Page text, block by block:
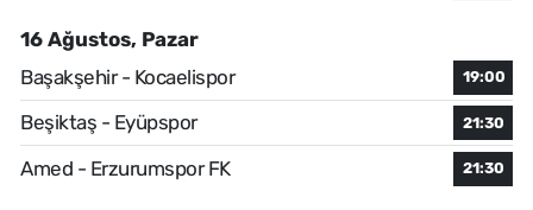
16 Ağustos, Pazar
Başakşehir - Kocaelispor
19:00
Beşiktaş - Eyüpspor 21:30
Amed - Erzurumspor FK 21:30